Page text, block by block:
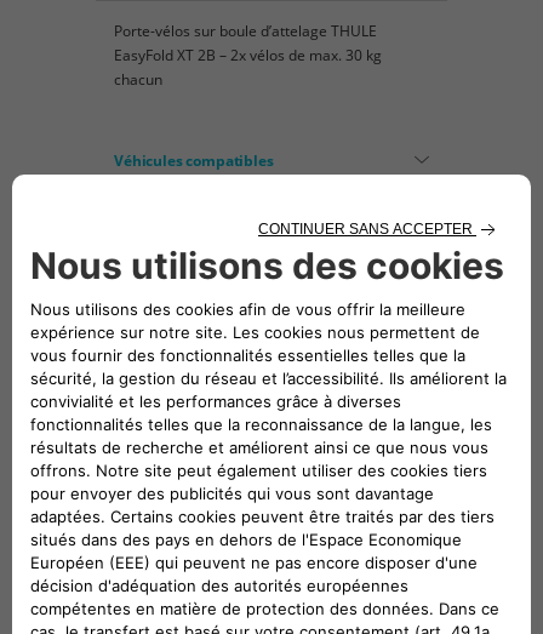
Porte-vélos sur boule d’attelage THULE
EasyFold XT 2B – 2x vélos de max. 30 kg
chacun
Véhicules compatibles
Suivez-nous
CONTACTEZ LE SERVICE CLIENT
CIAO FIAT SERVICE CLIENT
00 800 342 800 00
Numéro gratuit
0080034280000